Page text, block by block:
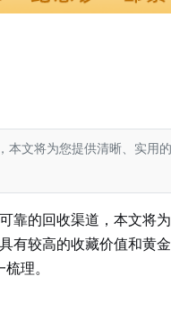
本文将为您提供清晰、实用
靠的回收渠道，本文将
有较高的收藏价值和黄
理。